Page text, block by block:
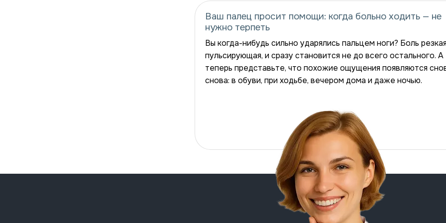
Ваш палец просит помощи: когда больно ходить — не
нужно терпеть
Вы когда-нибудь сильно ударялись пальцем ноги? Боль
пульсирующая, и сразу становится не до всего остального. А
теперь представьте, что похожие ощущения появляются
снова: в обуви, при ходьбе, вечером дома и даже ночью.